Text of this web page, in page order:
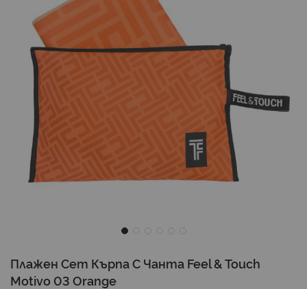
изображенията
Преминете
към
Плажен Сет Кърпа С Чанта Feel & Touch
Motivo 03 Orange